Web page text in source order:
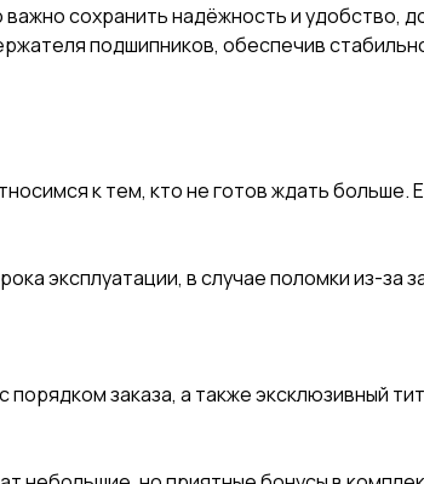
сохранить надёжность и удобство,
подшипников, обеспечив
к тем, кто не готов ждать больше.
эксплуатации, в случае поломки из-за
заказа, а также эксклюзивный